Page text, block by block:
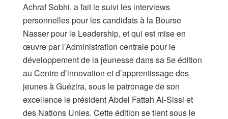
Achraf Sobhi, a fait le suivi les interviews
personnelles pour les candidats à la Bourse
Nasser pour le Leadership, et qui est mise en
œuvre par l’Administration centrale pour le
développement de la jeunesse dans sa 5e édition
au Centre d’innovation et d’apprentissage des
jeunes à Guézira, sous le patronage de son
excellence le président Abdel Fattah Al-Sissi et
des Nations Unies. Cette édition se tient sous le